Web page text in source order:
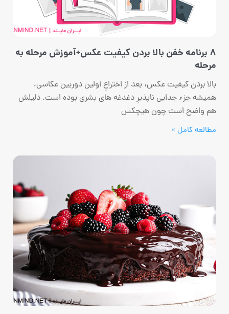
8 برنامه خفن بالا بردن کیفیت عکس+آموزش مرحله به
مرحله
بالا بردن کیفیت عکس، بعد از اختراعِ اولین دوربین عکاسی،
همیشه جزء جدایی ناپذیرِ دغدغه های بشری بوده است. دلیلش
هم واضح است چون هیچکس
مطالعه کامل »